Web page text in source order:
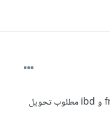
لدي ملف قاعدة بيانات mysql امتداد frm و ibd مطلوب تحويل